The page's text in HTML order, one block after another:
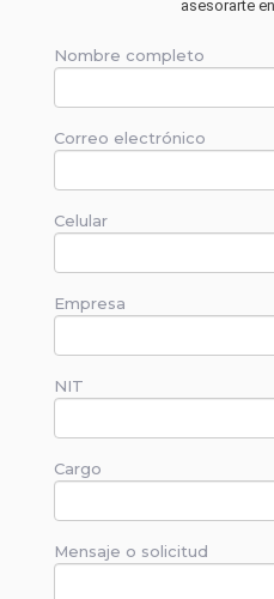
asesorarte
Nombre completo
Correo electrónico
Celular
Empresa
NIT
Cargo
Mensaje o solicitud